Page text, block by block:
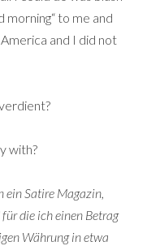
morning“ to me and
and I did not
with?
ein Satire Magazin,
die ich einen Betrag
Währung in etwa